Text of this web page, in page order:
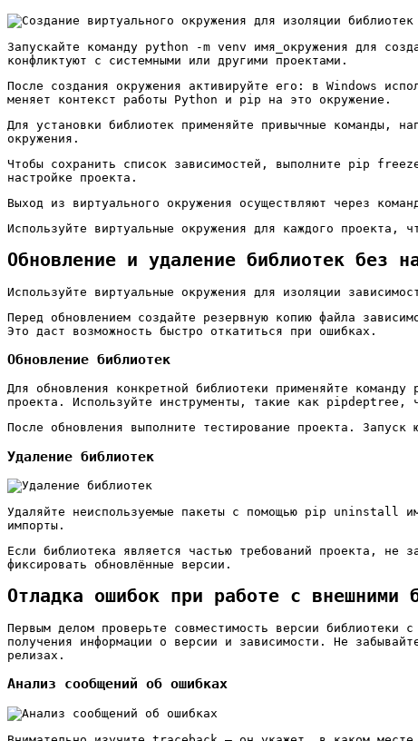
Запускайте команду python -m venv имя_окружения для
конфликтуют с системными или другими проектами.
После создания окружения активируйте его: в Windows
меняет контекст работы Python и pip на это окружение.
Для установки библиотек применяйте привычные команды,
окружения.
Чтобы сохранить список зависимостей, выполните pip
настройке проекта.
Выход из виртуального окружения осуществляют через
Используйте виртуальные окружения для каждого проекта,
Обновление и удаление библиотек без
Используйте виртуальные окружения для изоляции
Перед обновлением создайте резервную копию файла
Это даст возможность быстро откатиться при ошибках.
Обновление библиотек
Для обновления конкретной библиотеки применяйте команду
проекта. Используйте инструменты, такие как pipdeptree,
После обновления выполните тестирование проекта.
Удаление библиотек
Удаляйте неиспользуемые пакеты с помощью pip uninstall
импорты.
Если библиотека является частью требований проекта, не
фиксировать обновлённые версии.
Отладка ошибок при работе с внешними
Первым делом проверьте совместимость версии библиотеки
получения информации о версии и зависимости. Не
релизах.
Анализ сообщений об ошибках